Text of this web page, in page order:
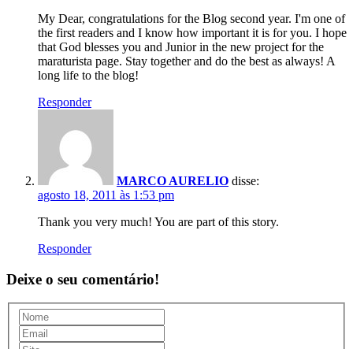
My Dear, congratulations for the Blog second year. I'm one of
the first readers and I know how important it is for you. I hope
that God blesses you and Junior in the new project for the
maraturista page. Stay together and do the best as always! A
long life to the blog!
Responder
MARCO AURELIO disse:
agosto 18, 2011 às 1:53 pm
Thank you very much! You are part of this story.
Responder
Deixe o seu comentário!